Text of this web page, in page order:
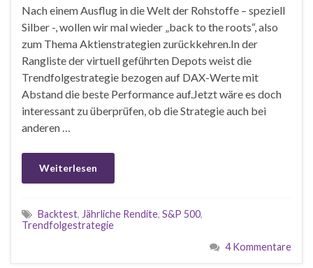
Nach einem Ausflug in die Welt der Rohstoffe – speziell
Silber -, wollen wir mal wieder „back to the roots“, also
zum Thema Aktienstrategien zurückkehren.In der
Rangliste der virtuell geführten Depots weist die
Trendfolgestrategie bezogen auf DAX-Werte mit
Abstand die beste Performance auf.Jetzt wäre es doch
interessant zu überprüfen, ob die Strategie auch bei
anderen …
Weiterlesen
Backtest, Jährliche Rendite, S&P 500,
Trendfolgestrategie
4 Kommentare